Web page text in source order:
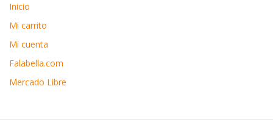
Inicio
Mi carrito
Mi cuenta
Falabella.com
Mercado Libre